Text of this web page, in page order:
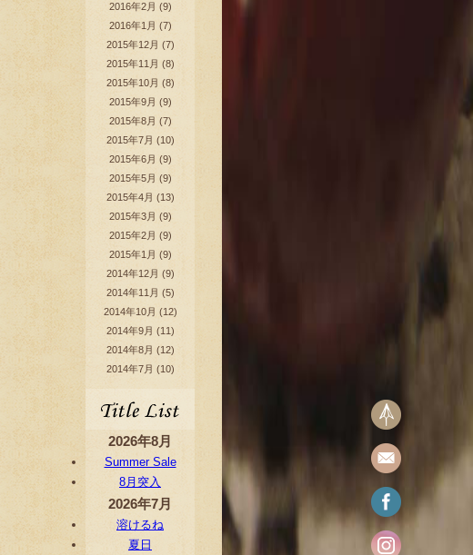
2016年2月 (9)
2016年1月 (7)
2015年12月 (7)
2015年11月 (8)
2015年10月 (8)
2015年9月 (9)
2015年8月 (7)
2015年7月 (10)
2015年6月 (9)
2015年5月 (9)
2015年4月 (13)
2015年3月 (9)
2015年2月 (9)
2015年1月 (9)
2014年12月 (9)
2014年11月 (5)
2014年10月 (12)
2014年9月 (11)
2014年8月 (12)
2014年7月 (10)
2026年8月
Summer Sale
8月突入
2026年7月
溶けるね
夏日